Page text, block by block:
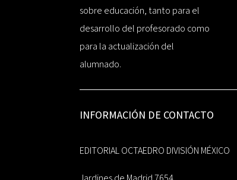
sobre educación, tanto para el
desarrollo del profesorado como
para la actualización del
alumnado.
INFORMACIÓN DE CONTACTO
EDITORIAL OCTAEDRO DIVISIÓN MÉXICO